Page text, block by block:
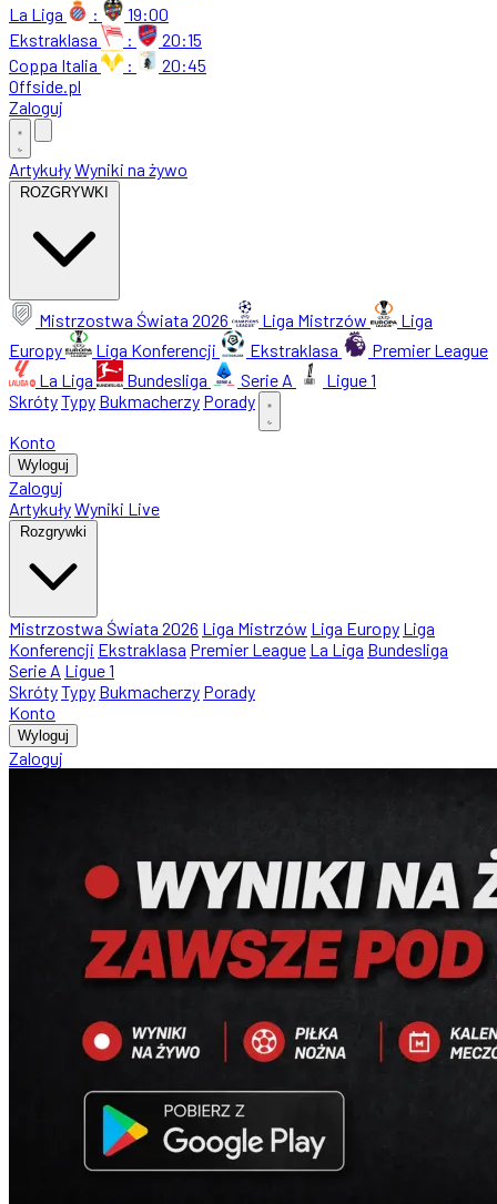
La Liga
:
19:00
Ekstraklasa
:
20:15
Coppa Italia
:
20:45
Offside.pl
Zaloguj
ArtykułyWyniki na żywo
ROZGRYWKI
Mistrzostwa Świata 2026 Liga Mistrzów
Liga
Europy
Liga Konferencji Ekstraklasa
Premier League
La Liga
Bundesliga Serie A
Ligue 1
SkrótyTypy Bukmacherzy Porady
Konto
Wyloguj
Zaloguj
ArtykułyWyniki Live
Rozgrywki
Mistrzostwa Świata 2026 Liga Mistrzów Liga Europy Liga
Konferencji Ekstraklasa Premier League La Liga Bundesliga
Serie A Ligue 1
SkrótyTypy Bukmacherzy Porady
Konto
Wyloguj
Zaloguj